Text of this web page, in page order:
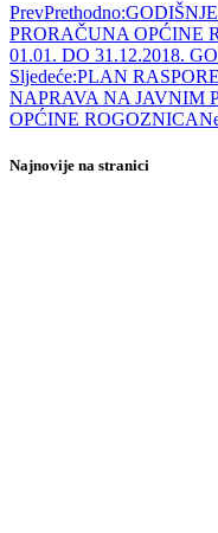
PrevPrethodno:
PRORAČUNA OPĆINE
01.01. DO 31.12.2018.
Sljedeće:PLAN
NAPRAVA NA JAVNIM
OPĆINE ROGOZNICA
Najnovije na stranici